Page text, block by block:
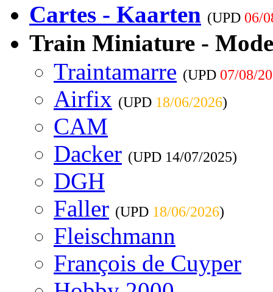
Cartes - Kaarten (UPD 06/
Train Miniature -
Traintamarre (UPD 07/08/
Airfix (UPD 18/06/2026)
CAM
Dacker (UPD 14/07/2025)
DGH
Faller (UPD 18/06/2026)
Fleischmann
François de Cuyper